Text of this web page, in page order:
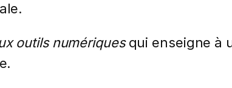
outils numériquesqui enseigne à